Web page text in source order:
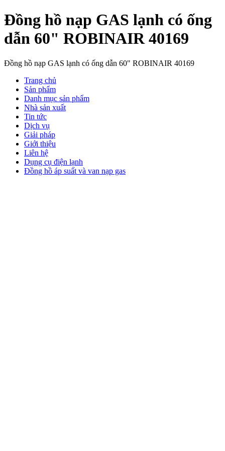
Đồng hồ nạp GAS lạnh có ống
dẫn 60" ROBINAIR 40169
Đồng hồ nạp GAS lạnh có ống dẫn 60" ROBINAIR 40169
Trang chủ
Sản phẩm
Danh mục sản phẩm
Nhà sản xuất
Tin tức
Dịch vụ
Giải pháp
Giới thiệu
Liên hệ
Dụng cụ điện lạnh
Đồng hồ áp suất và van nạp gas